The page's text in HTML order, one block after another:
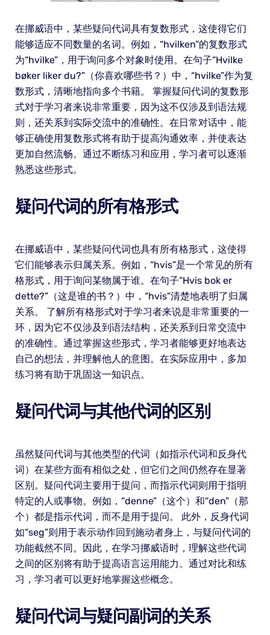
在挪威语中，某些疑问代词具有复数形式，这使得它们
能够适应不同数量的名词。例如，“hvilken”的复数形式
为“hvilke”，用于询问多个对象时使用。在句子“Hvilke
bøker liker du?”（你喜欢哪些书？）中，“hvilke”作为复
数形式，清晰地指向多个书籍。 掌握疑问代词的复数形
式对于学习者来说非常重要，因为这不仅涉及到语法规
则，还关系到实际交流中的准确性。在日常对话中，能
够正确使用复数形式将有助于提高沟通效率，并使表达
更加自然流畅。通过不断练习和应用，学习者可以逐渐
熟悉这些形式。
疑问代词的所有格形式
在挪威语中，某些疑问代词也具有所有格形式，这使得
它们能够表示归属关系。例如，“hvis”是一个常见的所有
格形式，用于询问某物属于谁。在句子“Hvis bok er
dette?”（这是谁的书？）中，“hvis”清楚地表明了归属
关系。 了解所有格形式对于学习者来说是非常重要的一
环，因为它不仅涉及到语法结构，还关系到日常交流中
的准确性。通过掌握这些形式，学习者能够更好地表达
自己的想法，并理解他人的意图。在实际应用中，多加
练习将有助于巩固这一知识点。
疑问代词与其他代词的区别
虽然疑问代词与其他类型的代词（如指示代词和反身代
词）在某些方面有相似之处，但它们之间仍然存在显著
区别。疑问代词主要用于提问，而指示代词则用于指明
特定的人或事物。例如，“denne”（这个）和“den”（那
个）都是指示代词，而不是用于提问。 此外，反身代词
如“seg”则用于表示动作回到施动者身上，与疑问代词的
功能截然不同。因此，在学习挪威语时，理解这些代词
之间的区别将有助于提高语言运用能力。通过对比和练
习，学习者可以更好地掌握这些概念。
疑问代词与疑问副词的关系